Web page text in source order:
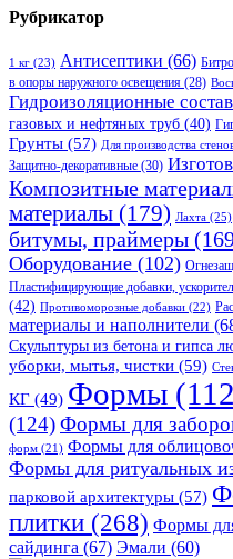
Рубрикатор
1 кг (23) Антисептики (66)
в опоры наружного освещения (28)
Гидроизоляционные
газовых и нефтяных труб (40)
Грунты (57) Для производства
Защитно-декоративные (30)
Композитные
материалы (179) Лахта (25)
битумы, праймеры
Оборудование (102)
Пластифицирующие добавки,
(42) Противоморозные добавки (22)
материалы и наполнители
Скульптуры из бетона и гипса
уборки, мытья, чистки (59)
КГ (49) Формы
(124)Формы для
форм (21) Формы для
Формы для ритуальных
парковой архитектуры (57)
плитки (268) Формы
сайдинга (67) Эмали (60)